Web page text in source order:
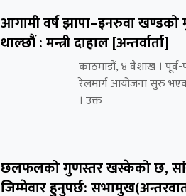
आगामी वर्ष झापा–इनरुवा
थाल्छौं : मन्त्री दाहाल [अन्तर्वार्ता]
काठमाडौं, ४ वैशाख । पूर्व-
रेलमार्ग आयोजना सुरु
। उक्त
छलफलको गुणस्तर खस्केको छ,
जिम्मेवार हुनुपर्छ: